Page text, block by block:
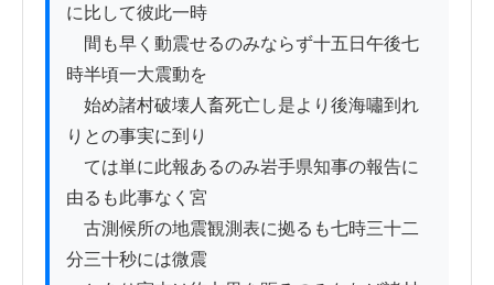
に比して彼此一時
間も早く動震せるのみならず十五日午後七
時半頃一大震動を
始め諸村破壊人畜死亡し是より後海嘯到れ
りとの事実に到り
ては単に此報あるのみ岩手県知事の報告に
由るも此事なく宮
古測候所の地震観測表に拠るも七時三十二
分三十秒には微震